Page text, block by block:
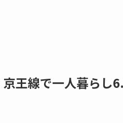
王線で一人暮らし